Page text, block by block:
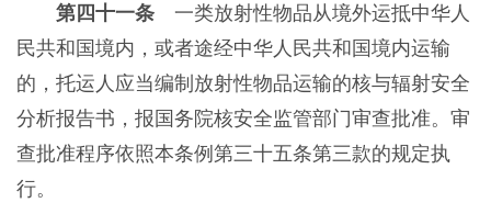
第四十一条一类放射性物品从境外运抵中华人
民共和国境内，或者途经中华人民共和国境内运输
的，托运人应当编制放射性物品运输的核与辐射安全
分析报告书，报国务院核安全监管部门审查批准。审
查批准程序依照本条例第三十五条第三款的规定执
行。